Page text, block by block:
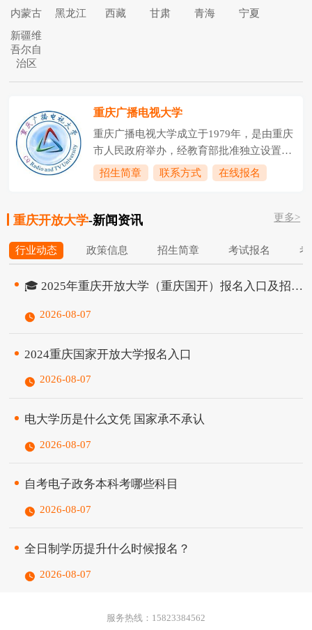
内蒙古
黑龙江 西藏 甘肃 青海
宁夏
新疆维
吾尔自
治区
重庆广播电视大学
重庆广播电视大学成立于1979年，是由重庆
市人民政府举办，经教育部批准独立设置的
高等学校，是重庆市高等教育现代远程教育
中心、重庆市社区教育服务指导中心。2005
实行“一套班子、两块牌子”的管理模式，现
校、教育部首批教育信息化试点单位。学校
高级职称的47人，具有副教授、高级工程
招生简章 联系方式 在线报名
重庆开放大学-新闻资讯 更多>
行业动态 政策信息 招生简章 考试报名 考
🎓 2025年重庆开放大学（重庆国开）报名入口及招生全流程指南
2026-08-07
2024重庆国家开放大学报名入口
2026-08-07
电大学历是什么文凭 国家承不承认
2026-08-07
自考电子政务本科考哪些科目
2026-08-07
全日制学历提升什么时候报名？
2026-08-07
服务热线：15823384562